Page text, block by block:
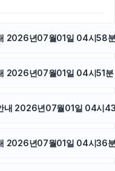
마포하수구막힘
스타그램 팔로워 늘리기
휴대폰소액결제
2026년07월01일 04시58
2026년07월01일 04시51분
내 2026년07월01일 04시
2026년07월01일 04시36